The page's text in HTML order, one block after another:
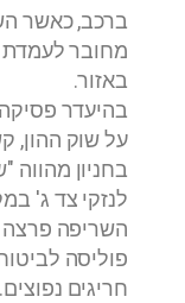
ברכב, כאשר
מחובר לעמדת
באזור.
בהיעדר
על שוק ההון,
בחניון מהווה
לנזקי צד ג'
השריפה
פוליסה
חריגים